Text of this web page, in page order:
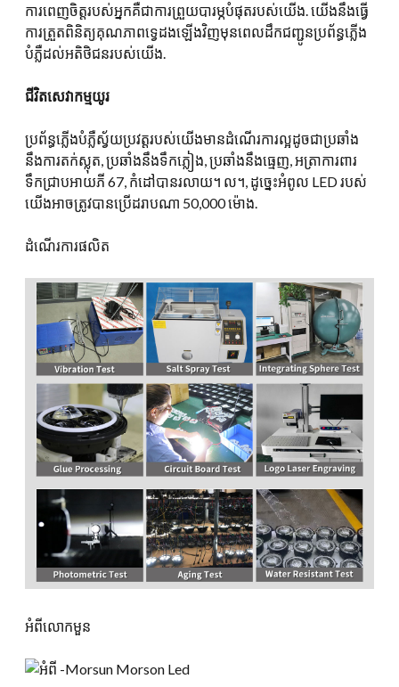
ការពេញចិត្តរបស់អ្នកគឺជាការព្រួយបារម្ភបំផុតរបស់យើង. យើងនឹងធ្វើ
ការត្រួតពិនិត្យគុណភាពទ្វេដងឡើងវិញមុនពេលដឹកជញ្ជូនប្រព័ន្ធភ្លើង
បំភ្លឺដល់អតិថិជនរបស់យើង.
ជីវិតសេវាកម្មយូរ
ប្រព័ន្ធភ្លើងបំភ្លឺស្វ័យប្រវត្តរបស់យើងមានដំណើរការល្អដូចជាប្រឆាំង
នឹងការតក់ស្លុត, ប្រឆាំងនឹងទឹកភ្លៀង, ប្រឆាំងនឹងធ្មេញ, អត្រាការពារ
ទឹកជ្រាបអាយភី 67, កំដៅបានរលាយ។ ល។, ដូច្នេះអំពូល LED របស់
យើងអាចត្រូវបានប្រើដរាបណា 50,000 ម៉ោង.
ដំណើរការផលិត
អំពីលោកមួន